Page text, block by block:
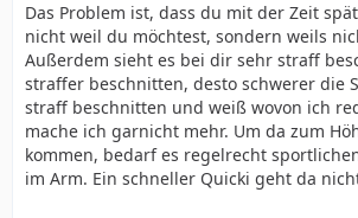
Das Problem ist, dass du mit der Zeit
nicht weil du möchtest, sondern weils
Außerdem sieht es bei dir sehr straff
straffer beschnitten, desto schwerer die
straff beschnitten und weiß wovon ich
mache ich garnicht mehr. Um da zum
kommen, bedarf es regelrecht
im Arm. Ein schneller Quicki geht da